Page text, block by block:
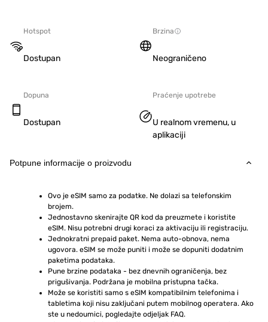
Hotspot
Dostupan
Brzina
Neograničeno
Dopuna
Dostupan
Praćenje upotrebe
U realnom vremenu, u
aplikaciji
Potpune informacije o proizvodu
Ovo je eSIM samo za podatke. Ne dolazi sa telefonskim
brojem.
Jednostavno skenirajte QR kod da preuzmete i koristite
eSIM. Nisu potrebni drugi koraci za aktivaciju ili registraciju.
Jednokratni prepaid paket. Nema auto-obnova, nema
ugovora. eSIM se može puniti i može se dopuniti dodatnim
paketima podataka.
Pune brzine podataka - bez dnevnih ograničenja, bez
prigušivanja. Podržana je mobilna pristupna tačka.
Može se koristiti samo s eSIM kompatibilnim telefonima i
tabletima koji nisu zaključani putem mobilnog operatera. Ako
ste u nedoumici, pogledajte odjeljak FAQ.